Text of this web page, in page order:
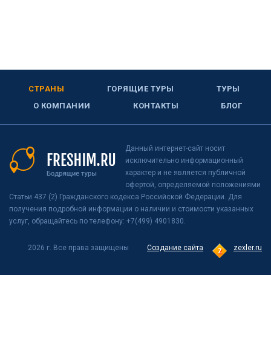
СТРАНЫ ГОРЯЩИЕ ТУРЫ
ТУРЫ
О КОМПАНИИ
КОНТАКТЫ БЛОГ
Данный интернет-сайт носит
исключительно информационный
характер и не является публичной
офертой, определяемой положениями
Статьи 437 (2) Гражданского кодекса Российской Федерации. Для
получения подробной информации о наличии и стоимости указанных
услуг, обращайтесь по телефону: +7(499) 4901830.
Создание сайта zexler.ru
2026 г. Все права защищены